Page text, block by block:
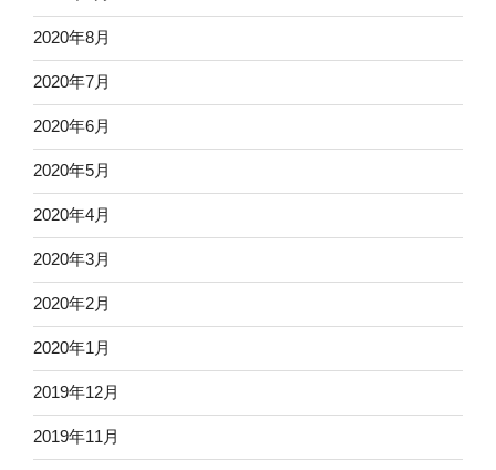
2020年8月
2020年7月
2020年6月
2020年5月
2020年4月
2020年3月
2020年2月
2020年1月
2019年12月
2019年11月